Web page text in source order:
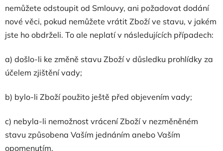
nemůžete odstoupit od Smlouvy, ani požadovat dodání
nové věci, pokud nemůžete vrátit Zboží ve stavu, v jakém
jste ho obdrželi. To ale neplatí v následujících případech:
a) došlo-li ke změně stavu Zboží v důsledku prohlídky za
účelem zjištění vady;
b) bylo-li Zboží použito ještě před objevením vady;
c) nebyla-li nemožnost vrácení Zboží v nezměněném
stavu způsobena Vaším jednáním anebo Vaším
opomenutím,